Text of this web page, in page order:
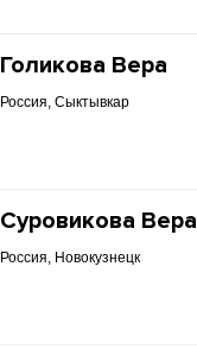
Голикова Вера
Россия, Сыктывкар
Суровикова Вера
Россия, Новокузнецк